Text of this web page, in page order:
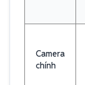
Camera
chính